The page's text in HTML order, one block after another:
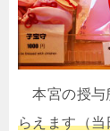
本宮の授与
らえます（